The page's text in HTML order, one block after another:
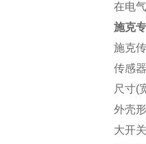
在电
施克
施克
传感
尺寸(
外壳
大开